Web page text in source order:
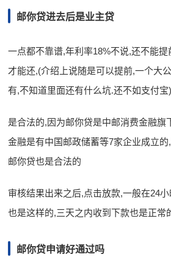
邮你贷进去后是业主贷
一点都不靠谱,年利率18%不说,还不能
才能还,(介绍上说随是可以提前,一个大
有,不知道里面还有什么坑.还不如支付宝
是合法的,因为邮你贷是中邮消费金融旗
金融是有中国邮政储蓄等7家企业成立
邮你贷也是合法的
审核结果出来之后,点击放款,一般在24
也是这样的,三天之内收到下款也是正常
邮你贷申请好通过吗